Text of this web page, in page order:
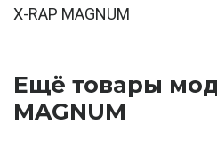
X-RAP MAGNUM
Ещё товары
MAGNUM